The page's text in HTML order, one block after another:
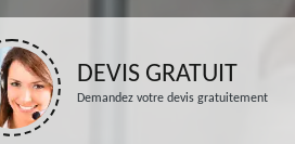
DEVIS GRATUIT
Demandez votre devis gratuitement